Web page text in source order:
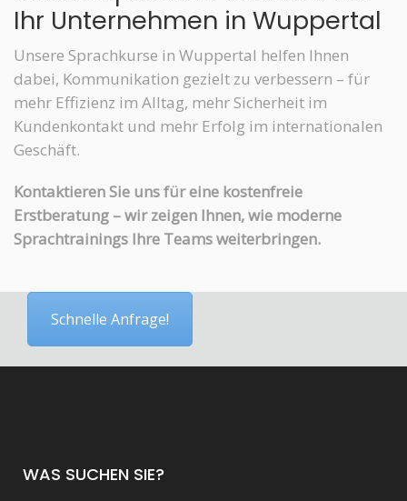
Ihr Unternehmen in Wuppertal
Unsere Sprachkurse in Wuppertal helfen Ihnen
dabei, Kommunikation gezielt zu verbessern – für
mehr Effizienz im Alltag, mehr Sicherheit im
Kundenkontakt und mehr Erfolg im internationalen
Geschäft.
Kontaktieren Sie uns für eine kostenfreie
Erstberatung – wir zeigen Ihnen, wie moderne
Sprachtrainings Ihre Teams weiterbringen.
Schnelle Anfrage!
WAS SUCHEN SIE?